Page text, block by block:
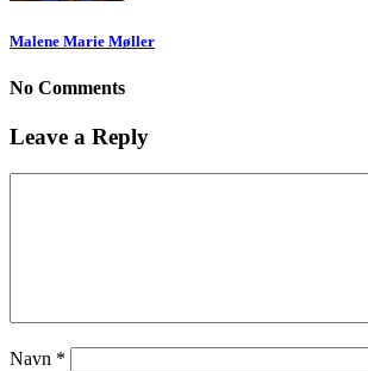
Malene Marie Møller
No Comments
Leave a Reply
Navn *